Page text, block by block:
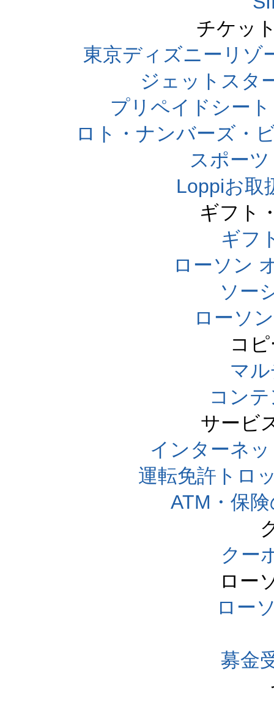
チケッ
東京ディズニーリゾ
ジェットスタ
プリペイドシー
ロト・ナンバーズ・
スポー
Loppiお取
ギフト
ギフ
ローソン
ソー
ローソ
コ
マ
コン
サービ
インターネ
運転免許トロ
ATM・保
クー
ロー
ロー
募金